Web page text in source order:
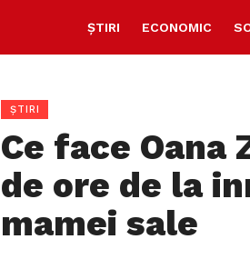
ȘTIRI ECONOMIC
ȘTIRI
Ce face Oana
de ore de la
mamei sale